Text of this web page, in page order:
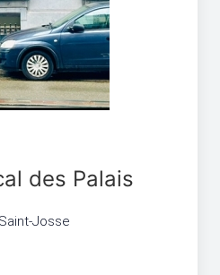
des Palais
Josse